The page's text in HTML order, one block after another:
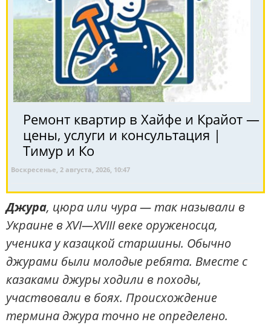
Ремонт квартир в Хайфе и Крайот —
цены, услуги и консультация |
Тимур и Ко
Воскресенье, 2 августа, 2026, 10:47
Джура, цюра или чура — так называли в
Украине в XVI—XVIII веке оруженосца,
ученика у казацкой старшины. Обычно
джурами были молодые ребята. Вместе с
казаками джуры ходили в походы,
участвовали в боях. Происхождение
термина джура точно не определено.